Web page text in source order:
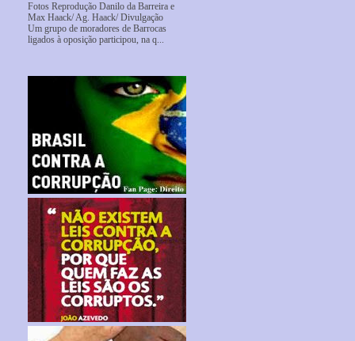
Fotos Reprodução Danilo da Barreira e
Max Haack/ Ag. Haack/ Divulgação
Um grupo de moradores de Barrocas
ligados à oposição participou, na q...